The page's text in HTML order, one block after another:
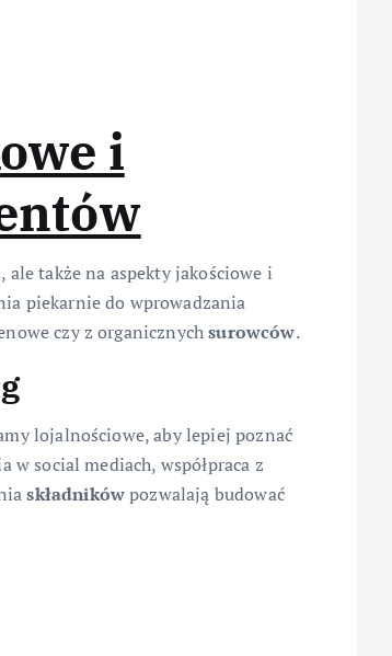
i
, ale także na aspekty jakościowe i
piekarnie do wprowadzania
czy z organicznychsurowców.
lojalnościowe, aby lepiej poznać
social mediach, współpraca z
składnikówpozwalają budować